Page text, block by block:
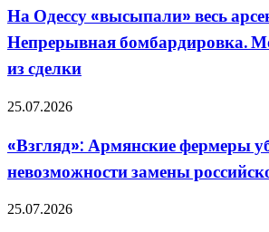
«высыпали»
весь
арсенал:
бомбардировка.
выходит
сделки
На Одессу «высыпали» весь
Непрерывная бомбардировка.
из сделки
«Взгляд»:
фермеры
убедились
в
замены
25.07.2026
«Взгляд»: Армянские фермеры
невозможности замены
«Всё
25.07.2026